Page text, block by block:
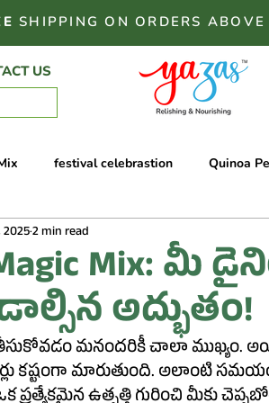
SHIPPING ON ORDERS ABOVE
US
festival celebrastion Quinoa
Coconut Cookies
Peanut Chikki Rajgira Peanut Chikki
Dryfruit Cookies Peanut Coconut
Mix: మీ
అద్భుతం!
20252 min read
మనందరికీ చాలా ముఖ్యం. అయితే, బిజీ
కష్టంగా మారుతుంది. అలాంటి
ప్రత్యేకమైన ఉత్పత్తి గురించి మీకు